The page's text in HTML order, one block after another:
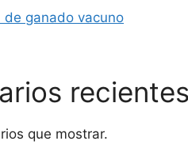
de ganado vacuno
que mostrar.